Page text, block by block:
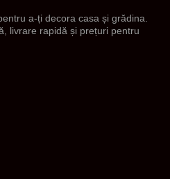
a-ți decora casa și grădina.
livrare rapidă și prețuri pentru